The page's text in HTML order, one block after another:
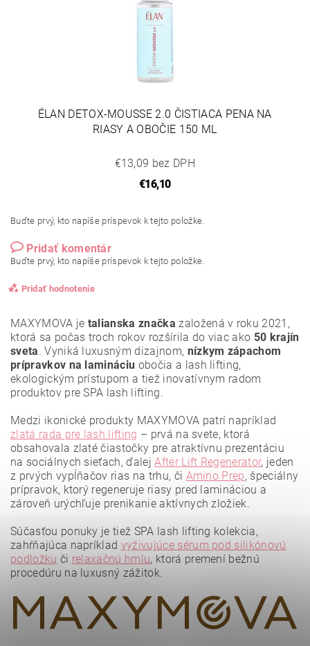
ÉLAN DETOX-MOUSSE 2.0 ČISTIACA PENA NA
RIASY A OBOČIE 150 ML
€13,09 bez DPH
€16,10
Buďte prvý, kto napíše príspevok k tejto položke.
Pridať komentár
Buďte prvý, kto napíše príspevok k tejto položke.
Pridať hodnotenie
Vložením hodnotenie súhlasíte spodmienkami ochrany
MAXYMOVA je talianska značka založená v roku 2021,
ktorá sa počas troch rokov rozšírila do viac ako 50 krajín
sveta. Vyniká luxusným dizajnom, nízkym zápachom
prípravkov na lamináciu obočia a lash lifting,
ekologickým prístupom a tiež inovatívnym radom
produktov pre SPA lash lifting.
Medzi ikonické produkty MAXYMOVA patrí napríklad
zlatá rada pre lash lifting – prvá na svete, ktorá
obsahovala zlaté čiastočky pre atraktívnu prezentáciu
na sociálnych sieťach, ďalejAfter Lift Regenerator, jeden
z prvých vypĺňačov rias na trhu, či Amino Prep, špeciálny
prípravok, ktorý regeneruje riasy pred lamináciou a
zároveň urýchľuje prenikanie aktívnych zložiek.
Súčasťou ponuky je tiež SPA lash lifting kolekcia,
zahŕňajúca napríklad vyživujúce sérum pod silikónovú
podložku či relaxačnú hmlu, ktorá premení bežnú
procedúru na luxusný zážitok.